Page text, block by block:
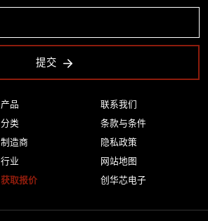
产品
分类
制造商
行业
获取报价
联系我们
条款与条件
隐私政策
网站地图
创华芯电子
提交